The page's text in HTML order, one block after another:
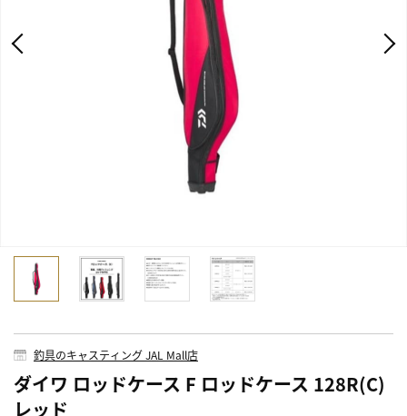
釣具のキャスティング JAL Mall店
ダイワ ロッドケース F ロッドケース 128R(C)
レッド